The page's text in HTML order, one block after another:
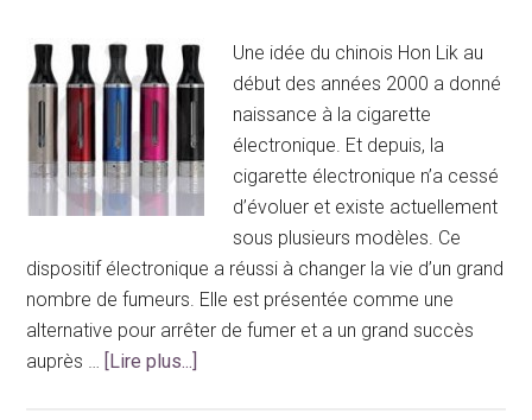
Une idée du chinois Hon Lik au
début des années 2000 a donné
naissance à la cigarette
électronique. Et depuis, la
cigarette électronique n’a cessé
d’évoluer et existe actuellement
sous plusieurs modèles. Ce
dispositif électronique a réussi à changer la vie d’un grand
nombre de fumeurs. Elle est présentée comme une
alternative pour arrêter de fumer et a un grand succès
auprès … [Lire plus...]